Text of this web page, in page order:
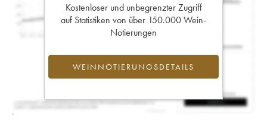
Kostenloser und unbegrenzter Zugriff
auf Statistiken von über 150.000 Wein-
Notierungen
WEINNOTIERUNGSDETAILS